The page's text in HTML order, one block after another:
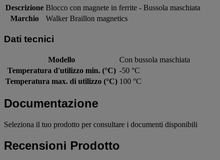
Descrizione Blocco con magnete in ferrite - Bussola maschiata
Marchio
Walker Braillon magnetics
Dati tecnici
Modello
Con bussola maschiata
Temperatura d'utilizzo min. (°C) -50 °C
Temperatura max. di utilizzo (°C) 100 °C
Documentazione
Seleziona il tuo prodotto per consultare i documenti disponibili
Recensioni Prodotto